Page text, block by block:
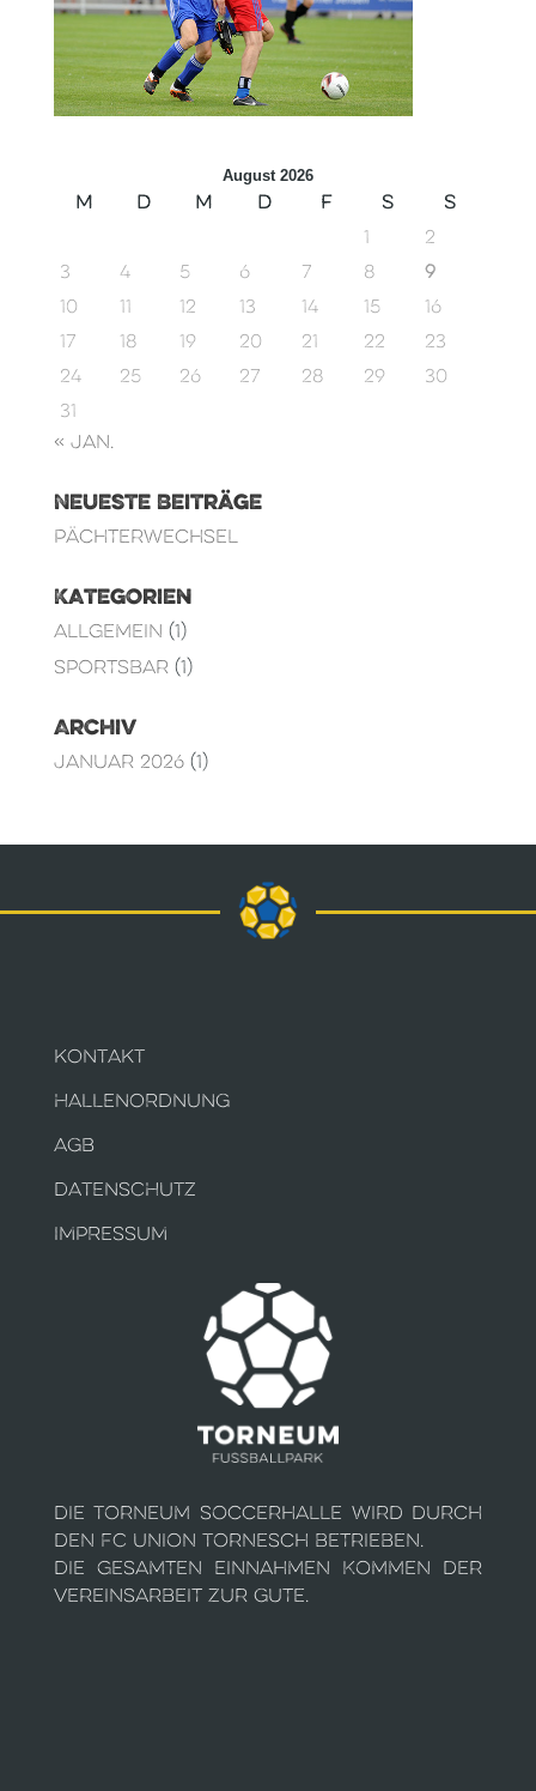
August 2026
M D M D F S
S
1
2
3
4 5 6 7 8
9
10
11 12 13 14 15
16
17
18 19 20 21 22
23
24
25 26 27 28 29
30
31
« Jan.
Neueste Beiträge
Pächterwechsel
Kategorien
Allgemein (1)
Sportsbar(1)
Archiv
Januar 2026(1)
KONTAKT
HALLENORDNUNG
AGB
DATENSCHUTZ
IMPRESSUM
Die Torneum Soccerhalle wird durch
den FC Union Tornesch betrieben.
Die gesamten Einnahmen kommen der
Vereinsarbeit zur Gute.